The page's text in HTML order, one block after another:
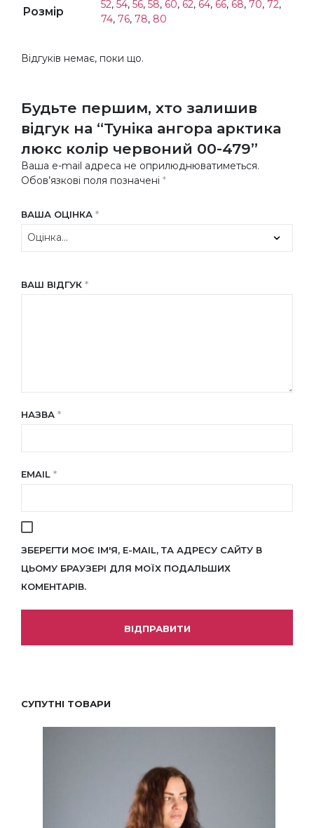
Розмір
52, 54, 56, 58, 60, 62, 64, 66, 68, 70, 72,
74, 76, 78, 80
Відгуків немає, поки що.
Будьте першим, хто залишив
відгук на “Туніка ангора арктика
люкс колір червоний 00-479”
Ваша e-mail адреса не оприлюднюватиметься.
Обов’язкові поля позначені *
ВАША ОЦІНКА *
ВАШ ВІДГУК *
НАЗВА *
EMAIL *
ЗБЕРЕГТИ МОЄ ІМ'Я, E-MAIL, ТА АДРЕСУ САЙТУ В
ЦЬОМУ БРАУЗЕРІ ДЛЯ МОЇХ ПОДАЛЬШИХ
КОМЕНТАРІВ.
СУПУТНІ ТОВАРИ